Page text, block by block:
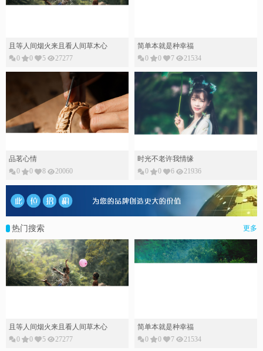
且等人间烟火来且看人间草木心
0
0 5 27277
简单本就是种幸福
0
0 7 21534
品茗心情
0
0 8 20060
时光不老许我情缘
0
0 6 21936
热门搜索 更多
且等人间烟火来且看人间草木心
0
0 5 27277
简单本就是种幸福
0
0 7 21534